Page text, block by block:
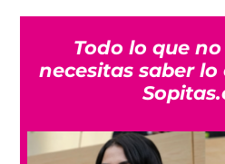
Todo lo que
necesitas saber